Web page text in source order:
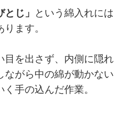
とじ」
という綿入れには
ます。
目を出さず、内側に隠れ
ながら中の綿が動かない
手の込んだ作業。